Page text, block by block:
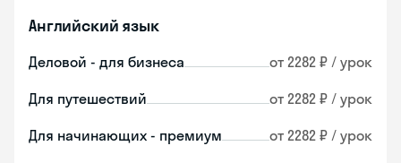
Английский язык
Деловой - для бизнеса от 2282 ₽ / урок
Для путешествий от 2282 ₽ / урок
Для начинающих - премиум от 2282 ₽ / урок